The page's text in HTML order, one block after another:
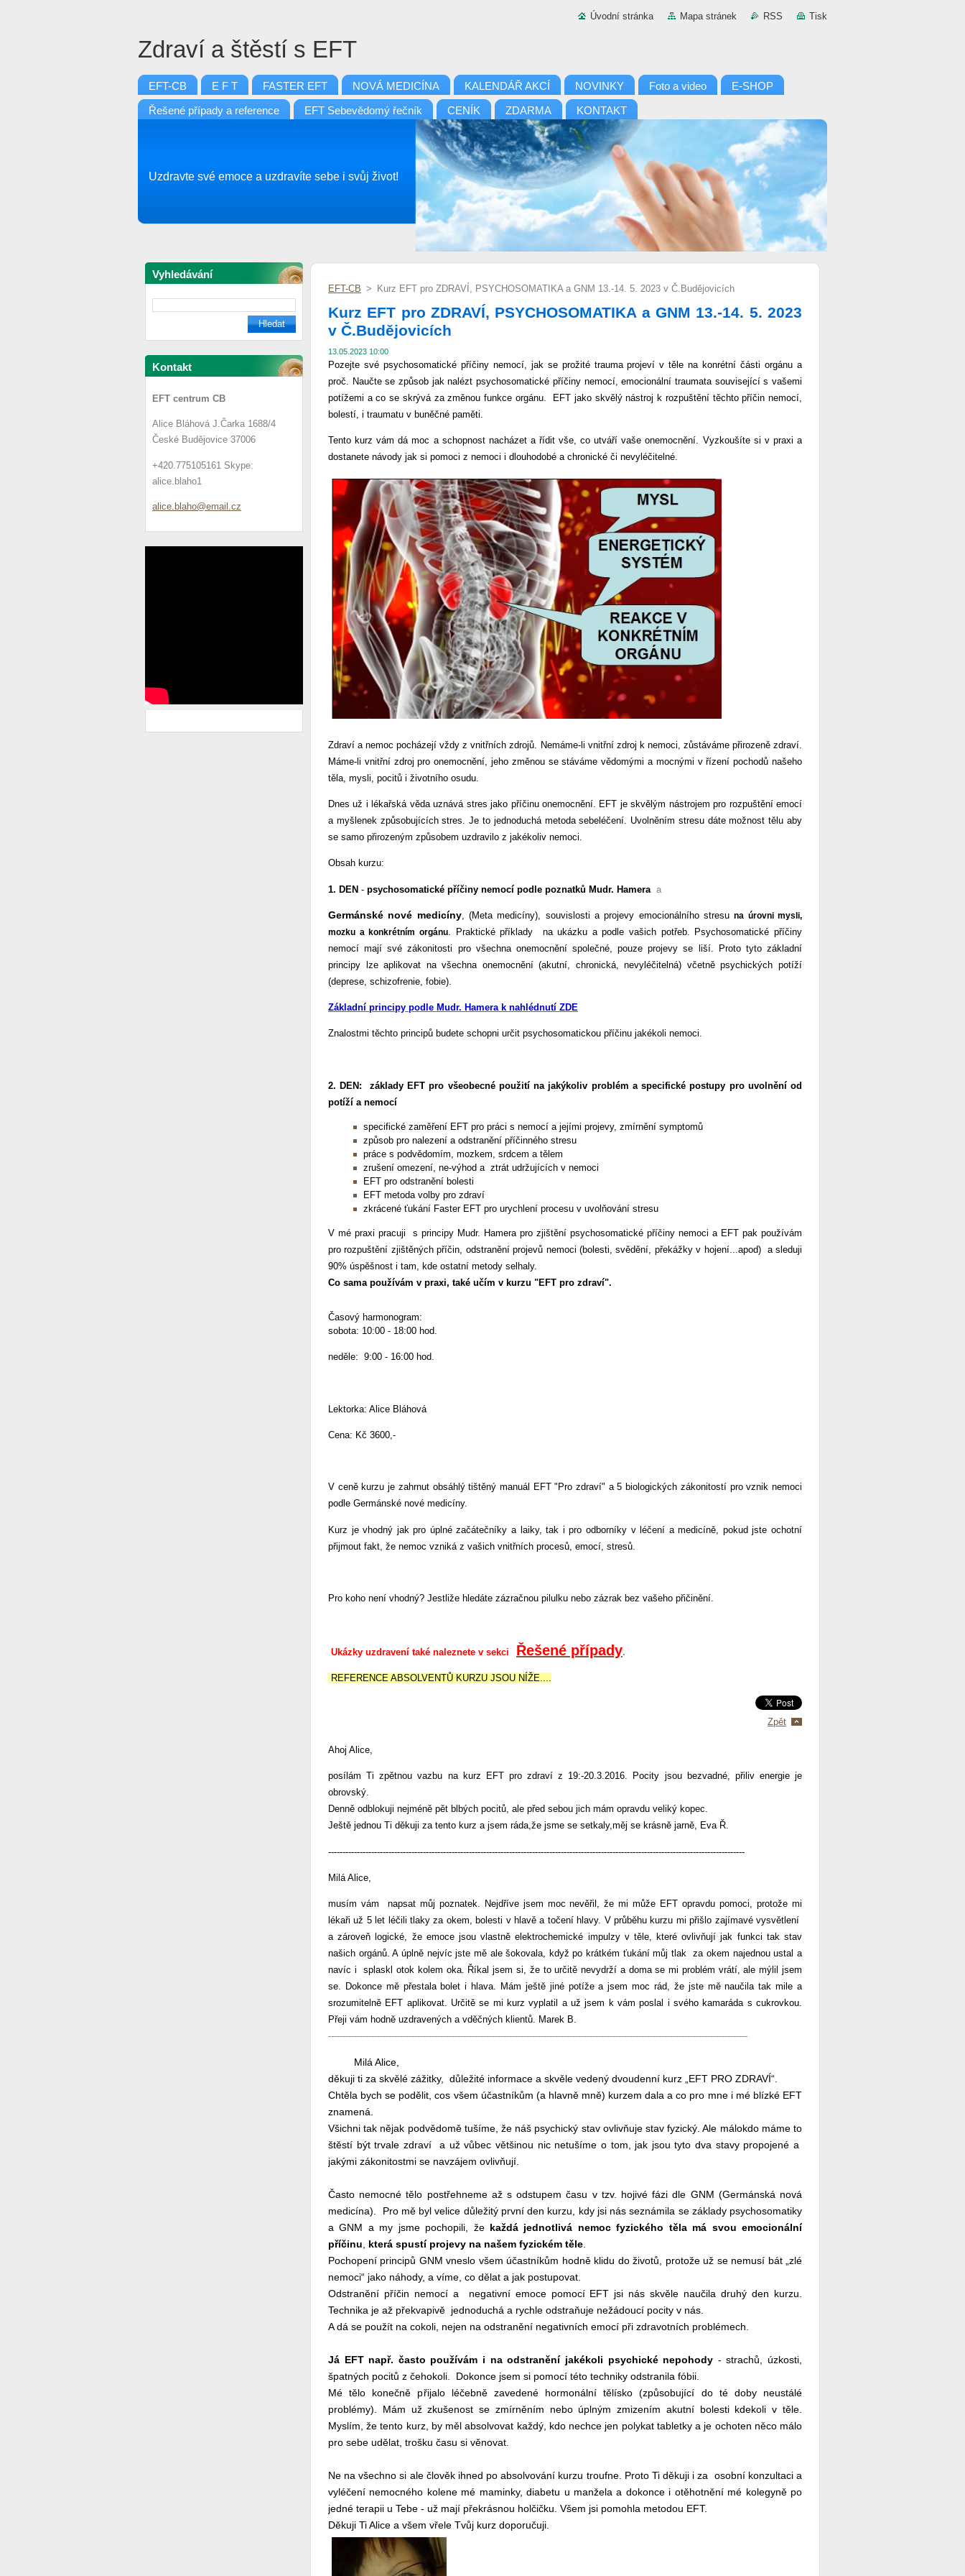
Úvodní stránka Mapa stránek RSS Tisk
Zdraví a štěstí s EFT
EFT-CB E F T FASTER EFT NOVÁ MEDICÍNA KALENDÁŘ AKCÍ NOVINKY Foto a video E-SHOP
Řešené případy a reference EFT Sebevědomý řečník CENÍK ZDARMA KONTAKT
Uzdravte své emoce a uzdravíte sebe i svůj život!
Vyhledávání
Kontakt
EFT centrum CB
Alice Bláhová J.Čarka 1688/4
České Budějovice 37006
+420.775105161 Skype:
alice.blaho1
alice.bl aho@emai l.cz
EFT-CB > Kurz EFT pro ZDRAVÍ, PSYCHOSOMATIKA a GNM 13.-14. 5. 2023 v Č.Budějovicích
Kurz EFT pro ZDRAVÍ, PSYCHOSOMATIKA a GNM 13.-14. 5. 2023
v Č.Budějovicích
13.05.2023 10:00
Pozejte své psychosomatické příčiny nemocí, jak se prožité trauma projeví v těle na konrétní části orgánu a
proč. Naučte se způsob jak nalézt psychosomatické příčiny nemocí, emocionální traumata související s vašemi
potížemi a co se skrývá za změnou funkce orgánu. EFT jako skvělý nástroj k rozpuštění těchto příčin nemocí,
bolestí, i traumatu v buněčné paměti.
Tento kurz vám dá moc a schopnost nacházet a řídit vše, co utváří vaše onemocnění. Vyzkoušíte si v praxi a
dostanete návody jak si pomoci z nemoci i dlouhodobé a chronické či nevyléčitelné.
Zdraví a nemoc pocházejí vždy z vnitřních zdrojů. Nemáme-li vnitřní zdroj k nemoci, zůstáváme přirozeně zdraví.
Máme-li vnitřní zdroj pro onemocnění, jeho změnou se stáváme vědomými a mocnými v řízení pochodů našeho
těla, mysli, pocitů i životního osudu.
Dnes už i lékařská věda uznává stres jako příčinu onemocnění. EFT je skvělým nástrojem pro rozpuštění emocí
a myšlenek způsobujících stres. Je to jednoduchá metoda sebeléčení. Uvolněním stresu dáte možnost tělu aby
se samo přirozeným způsobem uzdravilo z jakékoliv nemoci.
Obsah kurzu:
1. DEN - psychosomatické příčiny nemocí podle poznatků Mudr. Hamera a
Germánské nové medicíny, (Meta medicíny), souvislosti a projevy emocionálního stresuna úrovni mysli,
mozku a konkrétním orgánu.
Praktické příklady na ukázku a podle vašich potřeb. Psychosomatické příčiny
nemocí mají své zákonitosti pro všechna onemocnění společné, pouze projevy se liší. Proto tyto základní
principy lze aplikovat na všechna onemocnění (akutní, chronická, nevyléčitelná) včetně psychických potíží
(deprese, schizofrenie, fobie).
Základní principy podle Mudr. Hamera k nahlédnutí ZDE
Znalostmi těchto principů budete schopni určit psychosomatickou příčinu jakékoli nemoci.
2. DEN:
základy EFT pro všeobecné použití na jakýkoliv problém a specifické postupy pro uvolnění od
potíží a nemocí
specifické zaměření EFT pro práci s nemocí a jejími projevy, zmírnění symptomů
způsob pro nalezení a odstranění příčinného stresu
práce s podvědomím, mozkem, srdcem a tělem
zrušení omezení, ne-výhod a ztrát udržujících v nemoci
EFT pro odstranění bolesti
EFT metoda volby pro zdraví
zkrácené ťukání Faster EFT pro urychlení procesu v uvolňování stresu
V mé praxi pracuji s principy Mudr. Hamera pro zjištění psychosomatické příčiny nemoci a EFT pak používám
pro rozpuštění zjištěných příčin, odstranění projevů nemoci (bolesti, svědění, překážky v hojení...apod) a sleduji
90% úspěšnost i tam, kde ostatní metody selhaly.
Co sama používám v praxi, také učím v kurzu "EFT pro zdraví".
Časový harmonogram:
sobota: 10:00 - 18:00 hod.
neděle: 9:00 - 16:00 hod.
Lektorka: Alice Bláhová
Cena: Kč 3600,-
V ceně kurzu je zahrnut obsáhlý tištěný manuál EFT "Pro zdraví" a 5 biologických zákonitostí pro vznik nemoci
podle Germánské nové medicíny.
Kurz je vhodný jak pro úplné začátečníky a laiky, tak i pro odborníky v léčení a medicíně, pokud jste ochotní
přijmout fakt, že nemoc vzniká z vašich vnitřních procesů, emocí, stresů.
Pro koho není vhodný? Jestliže hledáte zázračnou pilulku nebo zázrak bez vašeho přičinění.
Ukázky uzdravení také naleznete v sekci Řešené případy.
REFERENCE ABSOLVENTŮ KURZU JSOU NÍŽE....
Zpět
Ahoj Alice,
posílám Ti zpětnou vazbu na kurz EFT pro zdraví z 19:-20.3.2016. Pocity jsou bezvadné, přiliv energie je
obrovský.
Denně odblokuji nejméně pět blbých pocitů, ale před sebou jich mám opravdu veliký kopec.
Ještě jednou Ti děkuji za tento kurz a jsem ráda,že jsme se setkaly,měj se krásně jarně, Eva Ř.
-------------------------------------------------------------------------------------------------------------------------------------------------
Milá Alice,
musím vám napsat můj poznatek. Nejdříve jsem moc nevěřil, že mi může EFT opravdu pomoci, protože mi
lékaři už 5 let léčili tlaky za okem, bolesti v hlavě a točení hlavy. V průběhu kurzu mi přišlo zajímavé vysvětlení
a zároveň logické, že emoce jsou vlastně elektrochemické impulzy v těle, které ovlivňují jak funkci tak stav
našich orgánů. A úplně nejvíc jste mě ale šokovala, když po krátkém ťukání můj tlak za okem najednou ustal a
navíc i splaskl otok kolem oka. Říkal jsem si, že to určitě nevydrží a doma se mi problém vrátí, ale mýlil jsem
se. Dokonce mě přestala bolet i hlava. Mám ještě jiné potíže a jsem moc rád, že jste mě naučila tak mile a
srozumitelně EFT aplikovat. Určitě se mi kurz vyplatil a už jsem k vám poslal i svého kamaráda s cukrovkou.
Přeji vám hodně uzdravených a vděčných klientů. Marek B.
--------------------------------------------------------------------------------------------------------------------------------------------------
Milá Alice,
děkuji ti za skvělé zážitky, důležité informace a skvěle vedený dvoudenní kurz „EFT PRO ZDRAVÍ“.
Chtěla bych se podělit, cos všem účastníkům (a hlavně mně) kurzem dala a co pro mne i mé blízké EFT
znamená.
Všichni tak nějak podvědomě tušíme, že náš psychický stav ovlivňuje stav fyzický. Ale málokdo máme to
štěstí být trvale zdraví a už vůbec většinou nic netušíme o tom, jak jsou tyto dva stavy propojené a
jakými zákonitostmi se navzájem ovlivňují.
Často nemocné tělo postřehneme až s odstupem času v tzv. hojivé fázi dle GNM (Germánská nová
medicína). Pro mě byl velice důležitý první den kurzu, kdy jsi nás seznámila se základy psychosomatiky
a GNM a my jsme pochopili, že každá jednotlivá nemoc fyzického těla má svou emocionální
příčinu
která spustí projevy na našem fyzickém těle
Pochopení principů GNM vneslo všem účastníkům hodně klidu do životů, protože už se nemusí bát „zlé
nemoci“ jako náhody, a víme, co dělat a jak postupovat.
Odstranění příčin nemocí a negativní emoce pomocí EFT jsi nás skvěle naučila druhý den kurzu.
Technika je až překvapivě jednoduchá a rychle odstraňuje nežádoucí pocity v nás.
A dá se použít na cokoli, nejen na odstranění negativních emocí při zdravotních problémech.
Já EFT např. často používám i na odstranění jakékoli psychické nepohody - strachů, úzkosti,
špatných pocitů z čehokoli. Dokonce jsem si pomocí této techniky odstranila fóbii.
Mé tělo konečně přijalo léčebně zavedené hormonální tělísko (způsobující do té doby neustálé
problémy). Mám už zkušenost se zmírněním nebo úplným zmizením akutní bolesti kdekoli v těle.
Myslím, že tento kurz, by měl absolvovat každý, kdo nechce jen polykat tabletky a je ochoten něco málo
pro sebe udělat, trošku času si věnovat.
Ne na všechno si ale člověk ihned po absolvování kurzu troufne. Proto Ti děkuji i za osobní konzultaci a
vyléčení nemocného kolene mé maminky, diabetu u manžela a dokonce i otěhotnění mé kolegyně po
jedné terapii u Tebe - už mají překrásnou holčičku. Všem jsi pomohla metodou EFT.
Děkuji Ti Alice a všem vřele Tvůj kurz doporučuji.